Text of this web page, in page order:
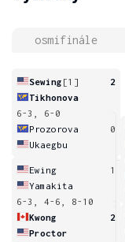
osmifinále
Sewing [1]
2
Tikhonova
6-3, 6-0
Prozorova
0
Ukaegbu
Ewing
1
Yamakita
6-3, 4-6, 8-10
Kwong
2
Proctor